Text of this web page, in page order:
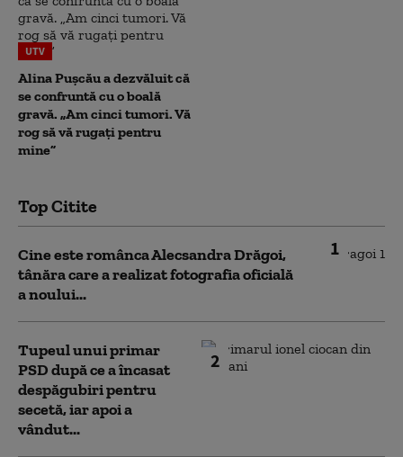
UTV
Alina Pușcău a dezvăluit că
se confruntă cu o boală
gravă. „Am cinci tumori. Vă
rog să vă rugați pentru
mine”
Top Citite
1
Cine este românca Alecsandra Drăgoi,
tânăra care a realizat fotografia oficială
a noului...
2
Tupeul unui primar
PSD după ce a încasat
despăgubiri pentru
secetă, iar apoi a
vândut...